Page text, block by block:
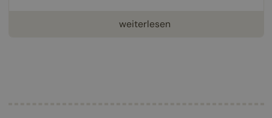
weiterlesen